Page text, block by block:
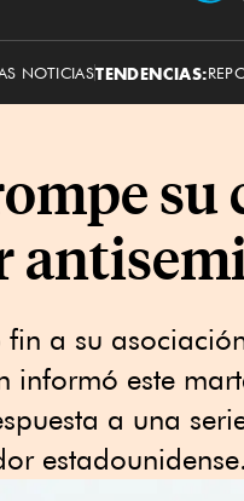
NOTICIASTENDENCIAS:
su
a su
informó este
a una
estadounidense.